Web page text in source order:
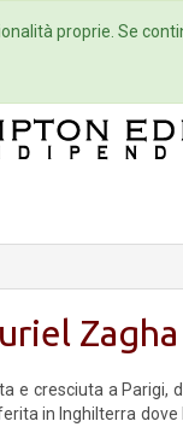
Eventi
Zagha
e cresciuta a Parigi,
in Inghilterra dove
proprie. Se